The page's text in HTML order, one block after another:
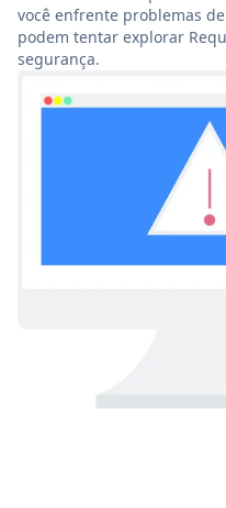
você enfrente problemas
podem tentar explorar
segurança.